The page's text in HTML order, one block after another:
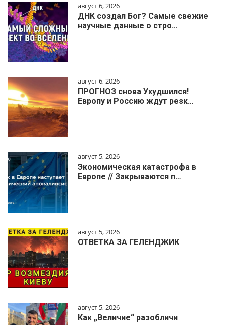
август 6, 2026
ДНК создал Бог? Самые свежие
научные данные о стро…
август 6, 2026
ПРОГНОЗ снова Ухудшился!
Европу и Россию ждут резк…
август 5, 2026
Экономическая катастрофа в
Европе // Закрываются п…
август 5, 2026
ОТВЕТКА ЗА ГЕЛЕНДЖИК
август 5, 2026
Как „Величие“ разобличи